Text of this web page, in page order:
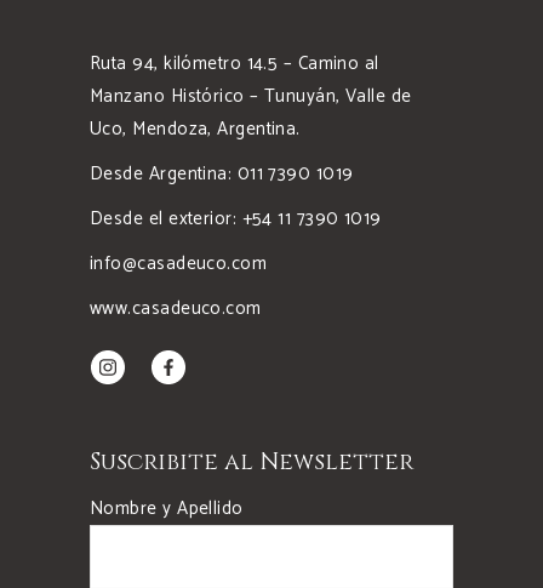
Ruta 94, kilómetro 14.5 – Camino al
Manzano Histórico – Tunuyán, Valle de
Uco, Mendoza, Argentina.
Desde Argentina: 011 7390 1019
Desde el exterior: +54 11 7390 1019
info@casadeuco.com
www.casadeuco.com
Suscribite al Newsletter
Nombre y Apellido